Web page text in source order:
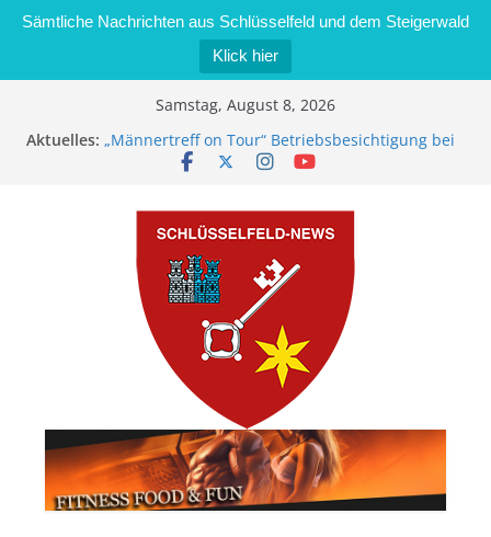
Sämtliche Nachrichten aus Schlüsselfeld und dem Steigerwald
Klick hier
Samstag, August 8, 2026
Aktuelles: „Männertreff on Tour“ Betriebsbesichtigung bei
der Schreinerei Zimmermann GmbH
Brand in Sägewerk in Bernroth schnell unter
Kontrolle
Stadt Schlüsselfeld bietet Online-Anmeldung für
Kindergartenplätze an
Dieseldiebstahl im Wert von 600 Euro